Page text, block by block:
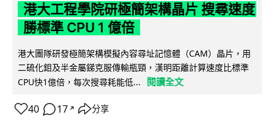
港大工程學院研極簡架構晶片 搜尋速度
勝標準 CPU 1 億倍
港大團隊研發極簡架構模擬內容尋址記憶體（CAM）晶片，用
二硫化鉬及半金屬銻克服傳輸瓶頸，漢明距離計算速度比標準
CPU快1億倍，每次搜尋耗能低...
閱讀全文
40 17 ↗ 分享